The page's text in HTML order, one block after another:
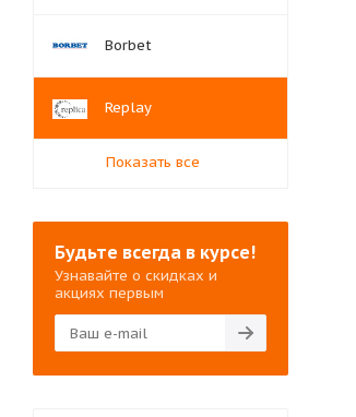
Borbet
Replay
Показать все
Будьте всегда в курсе!
Узнавайте о скидках и
акциях первым